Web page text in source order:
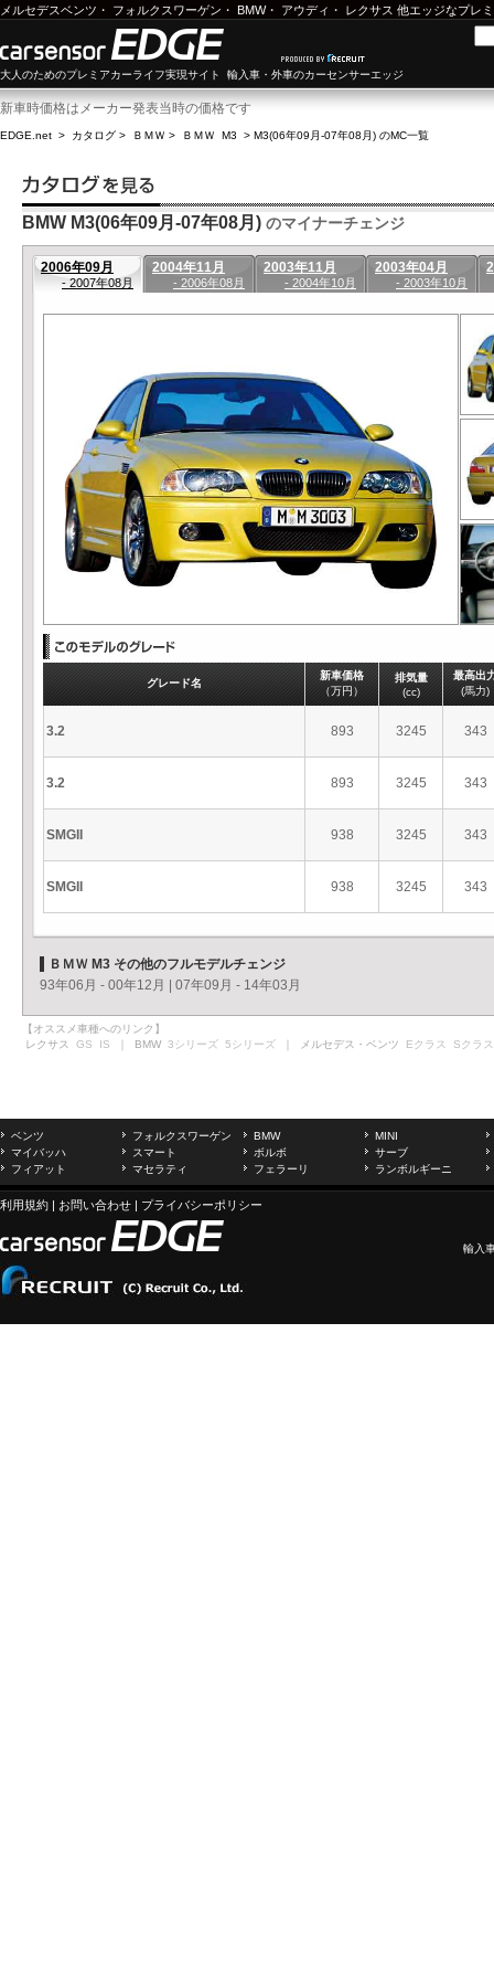
メルセデスベンツ ・ フォルクスワーゲン ・ BMW・ アウディ ・ レクサス 他エッジなプレ
大人のためのプレミアカーライフ実現サイト 輸入車・外車のカーセンサーエッジ
新車時価格はメーカー発表当時の価格です
EDGE.net > カタログ > ＢＭＷ > ＢＭＷ M3 > M3(06年09月-07年08月) のMC一覧
BMW M3(06年09月-07年08月) のマイナーチェンジ
2006年09月
- 2007年08月
2004年11月
- 2006年08月
2003年11月
- 2004年10月
2003年04月
- 2003年10月
グレード名
新車価格
（万円）
排気量
(cc)
最高出
(馬力)
3.2 893 3245 343
3.2 893 3245 343
SMGII 938 3245 343
SMGII 938 3245 343
ＢＭＷ M3 その他のフルモデルチェンジ
93年06月 - 00年12月
07年09月 - 14年03月
【オススメ車種へのリンク】
レクサス GS IS ｜ BMW 3シリーズ 5シリーズ ｜ メルセデス・ベンツ Eクラス Sクラス
ベンツ フォルクスワーゲン BMW
MINI
マイバッハ
スマート ボルボ
サーブ
フィアット
マセラティ フェラーリ ランボルギーニ
利用規約 | お問い合わせ | プライバシーポリシー
輸入